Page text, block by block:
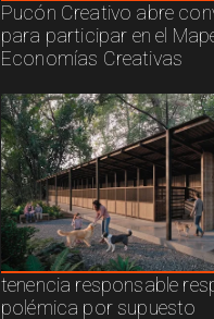
Pucón Creativo abre
para participar en el
Economías Creativas
tenencia responsable
polémica por supuesto